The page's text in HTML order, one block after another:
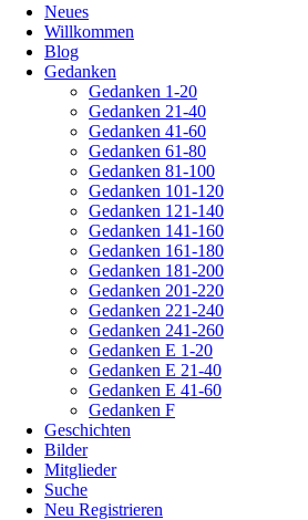
überspringen
Neues
Willkommen
Blog
Gedanken
Gedanken 1-20
Gedanken 21-40
Gedanken 41-60
Gedanken 61-80
Gedanken 81-100
Gedanken 101-120
Gedanken 121-140
Gedanken 141-160
Gedanken 161-180
Gedanken 181-200
Gedanken 201-220
Gedanken 221-240
Gedanken 241-260
Gedanken E 1-20
Gedanken E 21-40
Gedanken E 41-60
Gedanken F
Geschichten
Bilder
Mitglieder
Suche
Neu Registrieren